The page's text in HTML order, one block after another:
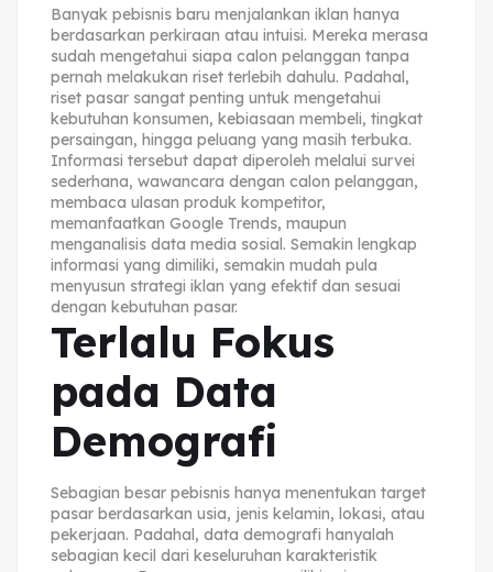
Banyak pebisnis baru menjalankan iklan hanya
berdasarkan perkiraan atau intuisi. Mereka merasa
sudah mengetahui siapa calon pelanggan tanpa
pernah melakukan riset terlebih dahulu. Padahal,
riset pasar sangat penting untuk mengetahui
kebutuhan konsumen, kebiasaan membeli, tingkat
persaingan, hingga peluang yang masih terbuka.
Informasi tersebut dapat diperoleh melalui survei
sederhana, wawancara dengan calon pelanggan,
membaca ulasan produk kompetitor,
memanfaatkan Google Trends, maupun
menganalisis data media sosial. Semakin lengkap
informasi yang dimiliki, semakin mudah pula
menyusun strategi iklan yang efektif dan sesuai
dengan kebutuhan pasar.
Terlalu Fokus
pada Data
Demografi
Sebagian besar pebisnis hanya menentukan target
pasar berdasarkan usia, jenis kelamin, lokasi, atau
pekerjaan. Padahal, data demografi hanyalah
sebagian kecil dari keseluruhan karakteristik